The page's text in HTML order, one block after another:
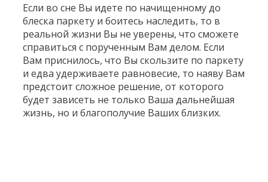
Если во сне Вы идете по начищенному до
блеска паркету и боитесь наследить, то в
реальной жизни Вы не уверены, что сможете
справиться с порученным Вам делом. Если
Вам приснилось, что Вы скользите по паркету
и едва удерживаете равновесие, то наяву Вам
предстоит сложное решение, от которого
будет зависеть не только Ваша дальнейшая
жизнь, но и благополучие Ваших близких.